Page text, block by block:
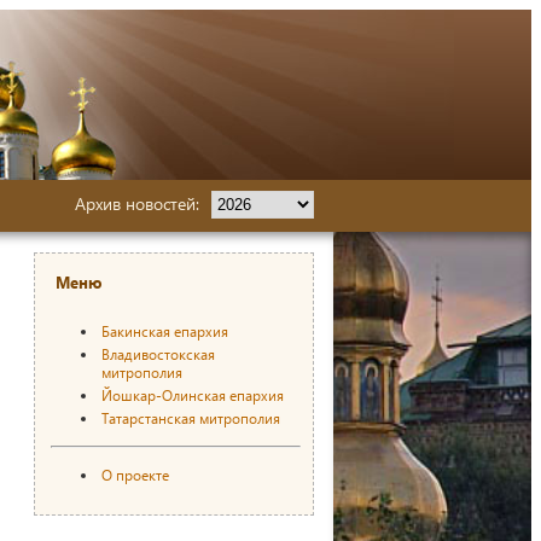
Архив новостей:
Меню
Бакинская епархия
Владивостокская
митрополия
Йошкар-Олинская епархия
Татарстанская митрополия
О проекте